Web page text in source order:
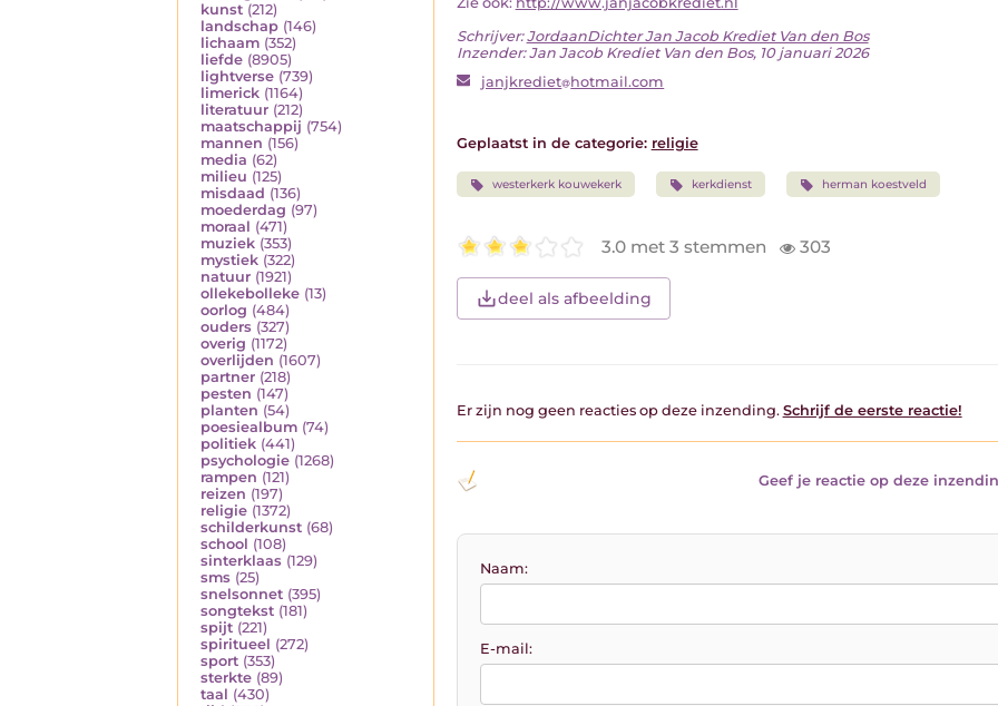
kunst (212)
landschap (146)
lichaam (352)
liefde (8905)
lightverse (739)
limerick (1164)
literatuur (212)
maatschappij (754)
mannen (156)
media (62)
milieu (125)
misdaad (136)
moederdag (97)
moraal (471)
muziek (353)
mystiek (322)
natuur (1921)
ollekebolleke (13)
oorlog (484)
ouders (327)
overig (1172)
overlijden (1607)
partner (218)
pesten (147)
planten (54)
poesiealbum (74)
politiek (441)
psychologie (1268)
rampen (121)
reizen (197)
religie (1372)
schilderkunst (68)
school (108)
sinterklaas (129)
sms (25)
snelsonnet (395)
songtekst (181)
spijt (221)
spiritueel (272)
sport (353)
sterkte (89)
taal (430)
Schrijver:JordaanDichter Jan Jacob Krediet Van den Bos
Inzender: Jan Jacob Krediet Van den Bos, 10 januari 2026
janjkrediet hotmail.com
Geplaatst in de categorie: religie
westerkerk kouwekerk kerkdienst herman koestveld
3.0 met 3 stemmen 303
deel als afbeelding
Er zijn nog geen reacties op deze inzending. Schrijf de eerste reactie!
Geef je reactie op deze
Naam:
E-mail: